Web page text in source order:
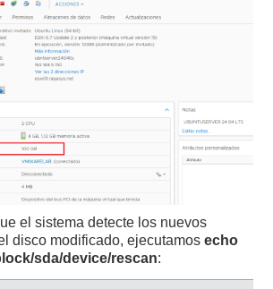
el sistema detecte los nuevos
disco modificado, ejecutamosecho
sda/device/rescan: